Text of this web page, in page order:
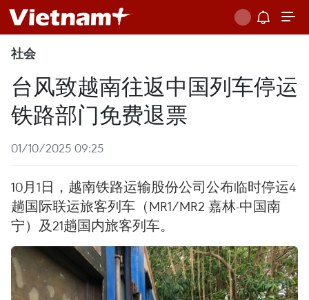
社会
台风致越南往返中国列车停运
铁路部门免费退票
01/10/2025 09:25
10月1日，越南铁路运输股份公司公布临时停运4
趟国际联运旅客列车（MR1/MR2 嘉林-中国南
宁）及21趟国内旅客列车。